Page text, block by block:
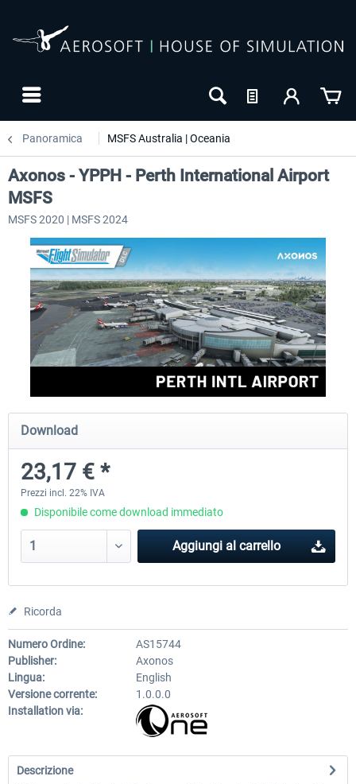
Panoramica MSFS Australia | Oceania
Airport MSFS
23,17 € *
Axonos - YPPH - Perth International Airport
MSFS
MSFS 2020 | MSFS 2024
Download
23,17 € *
Prezzi incl. 22% IVA
Disponibile come download immediato
Aggiungi al carrello
Ricorda
Numero Ordine:
AS15744
Publisher:
Axonos
Lingua:
English
Versione corrente:
1.0.0.0
Installation via:
Descrizione